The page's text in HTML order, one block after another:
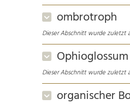
ombrotroph
Dieser Abschnitt wurde zuletzt
Dieser Abschnitt wurde zuletzt
organischer